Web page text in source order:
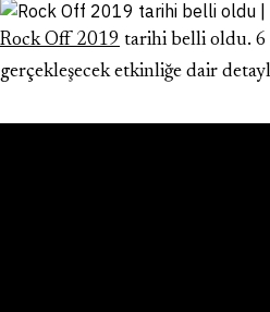
Rock Off 2019 tarihi belli oldu. 6
gerçekleşecek etkinliğe dair